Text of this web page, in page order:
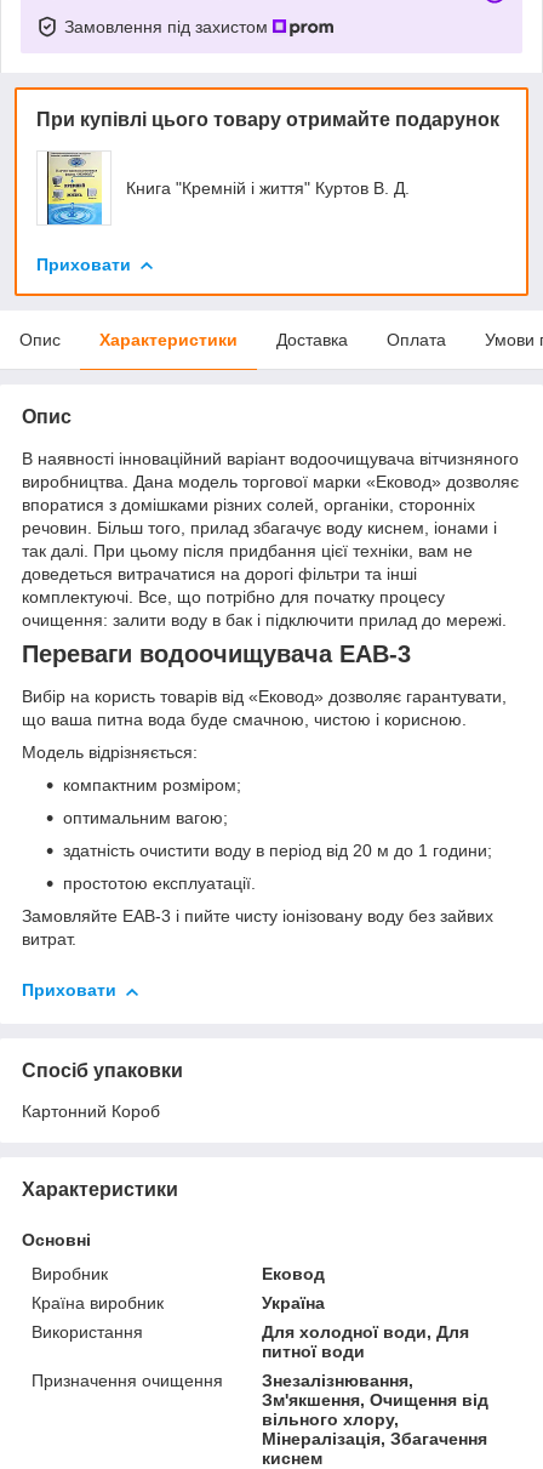
Замовлення під захистом
При купівлі цього товару отримайте подарунок
Книга "Кремній і життя" Куртов В. Д.
Приховати
Опис Характеристики Доставка Оплата Умови
Опис
В наявності інноваційний варіант водоочищувача вітчизняного
виробництва. Дана модель торгової марки «Ековод» дозволяє
впоратися з домішками різних солей, органіки, сторонніх
речовин. Більш того, прилад збагачує воду киснем, іонами і
так далі. При цьому після придбання цієї техніки, вам не
доведеться витрачатися на дорогі фільтри та інші
комплектуючі. Все, що потрібно для початку процесу
очищення: залити воду в бак і підключити прилад до мережі.
Переваги водоочищувача ЕАВ-3
Вибір на користь товарів від «Ековод» дозволяє гарантувати,
що ваша питна вода буде смачною, чистою і корисною.
Модель відрізняється:
компактним розміром;
оптимальним вагою;
здатність очистити воду в період від 20 м до 1 години;
простотою експлуатації.
Замовляйте ЕАВ-3 і пийте чисту іонізовану воду без зайвих
витрат.
Приховати
Спосіб упаковки
Картонний Короб
Характеристики
Основні
Виробник
Ековод
Країна виробник
Україна
Використання
Для холодної води, Для
питної води
Призначення очищення
Знезалізнювання,
Зм'якшення, Очищення від
вільного хлору,
Мінералізація, Збагачення
киснем